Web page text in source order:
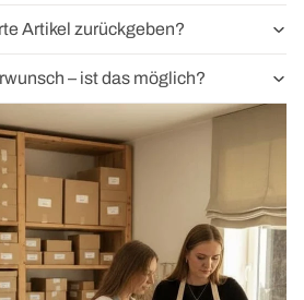
Artikel zurückgeben?
– ist das möglich?